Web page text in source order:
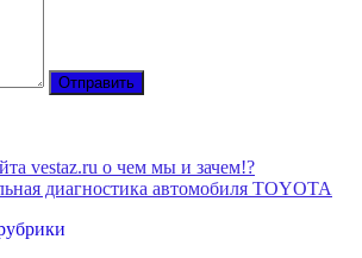
vestaz.ru о чем мы и зачем!?
диагностика автомобиля TOYOTA